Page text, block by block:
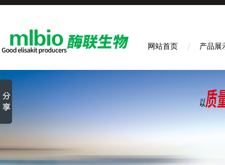
网站首页 产品展